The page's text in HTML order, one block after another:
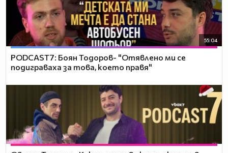
55:04
PODCAST7: ‪Боян Тодоров- "Отявлено ми се
подиграваха за това, което правя"